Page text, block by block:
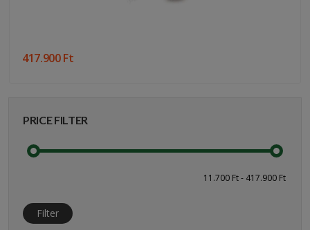
PRICE FILTER
Filter
417.900 Ft